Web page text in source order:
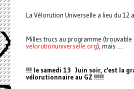
La Vélorution Universelle a lieu du 12
Milles trucs au programme (trouvable
velorutionuniverselle.org), mais ....
!!! le samedi 13 Juin soir, c'est la
vélorutionnaire au GZ !!!!!